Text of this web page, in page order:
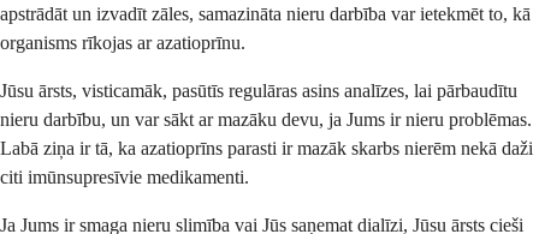
apstrādāt un izvadīt zāles, samazināta nieru darbība var ietekmēt to, kā
organisms rīkojas ar azatioprīnu.
Jūsu ārsts, visticamāk, pasūtīs regulāras asins analīzes, lai pārbaudītu
nieru darbību, un var sākt ar mazāku devu, ja Jums ir nieru problēmas.
Labā ziņa ir tā, ka azatioprīns parasti ir mazāk skarbs nierēm nekā daži
citi imūnsupresīvie medikamenti.
Ja Jums ir smaga nieru slimība vai Jūs saņemat dialīzi, Jūsu ārsts cieši